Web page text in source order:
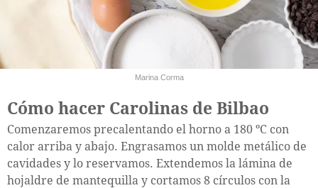
Marina Corma
Cómo hacer Carolinas de Bilbao
Comenzaremos precalentando el horno a 180 ºC con
calor arriba y abajo. Engrasamos un molde metálico de
cavidades y lo reservamos. Extendemos la lámina de
hojaldre de mantequilla y cortamos 8 círculos con la